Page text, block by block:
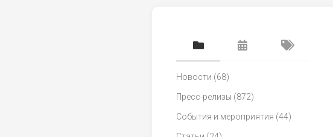
Новости (68)
Пресс-релизы (872)
События и мероприятия (44)